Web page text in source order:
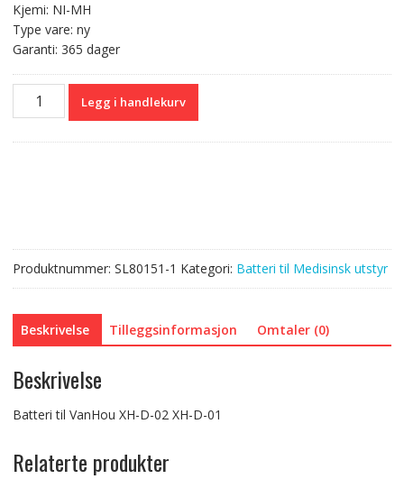
Kjemi: NI-MH
Type vare: ny
Garanti: 365 dager
Batteri
01
antall
Legg i handlekurv
Produktnummer: SL80151-1 Kategori: Batteri til Medisinsk utstyr
Beskrivelse Tilleggsinformasjon Omtaler (0)
Beskrivelse
Batteri til VanHou XH-D-02 XH-D-01
Relaterte produkter